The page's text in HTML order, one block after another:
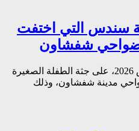
سندس التي اختفت
شفشاون
تم العثور، اليوم الأربعاء 11 مارس 2026، على جثة الطفلة الصغيرة
مدينة شفشاون، وذلك